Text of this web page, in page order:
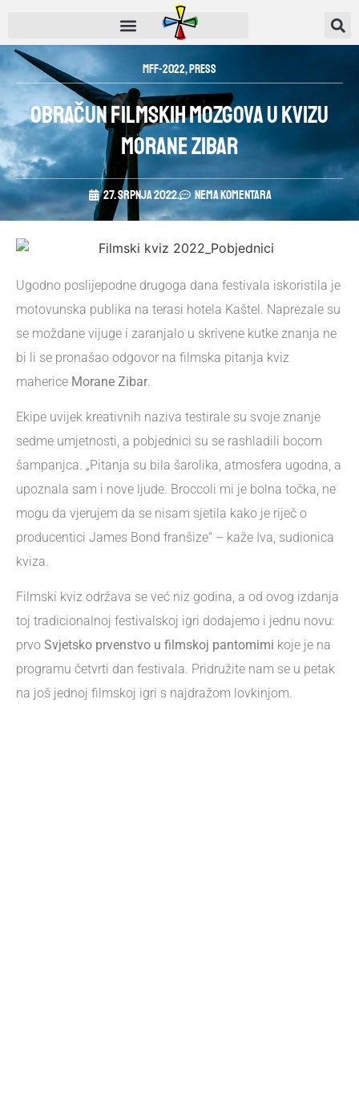
MFF-2022,Press
Obračun filmskih mozgova u kvizu
Morane Zibar
27. srpnja 2022. Nema komentara
Ugodno poslijepodne drugoga dana festivala iskoristila je
motovunska publika na terasi hotela Kaštel. Naprezale su
se moždane vijuge i zaranjalo u skrivene kutke znanja ne
bi li se pronašao odgovor na filmska pitanja kviz
maherice Morane Zibar
Ekipe uvijek kreativnih naziva testirale su svoje znanje
sedme umjetnosti, a pobjednici su se rashladili bocom
šampanjca. „Pitanja su bila šarolika, atmosfera ugodna, a
upoznala sam i nove ljude. Broccoli mi je bolna točka, ne
mogu da vjerujem da se nisam sjetila kako je riječ o
producentici James Bond franšize“ – kaže Iva, sudionica
kviza.
Filmski kviz održava se već niz godina, a od ovog izdanja
toj tradicionalnoj festivalskoj igri dodajemo i jednu novu:
prvo Svjetsko prvenstvo u filmskoj pantomimi koje je na
programu četvrti dan festivala. Pridružite nam se u petak
na još jednoj filmskoj igri s najdražom lovkinjom.